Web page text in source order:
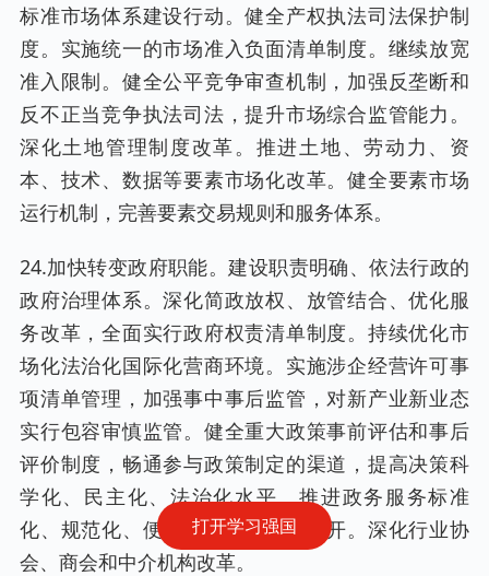
打开学习强国
标准市场体系建设行动。健全产权执法司法保护制
度。实施统一的市场准入负面清单制度。继续放宽
准入限制。健全公平竞争审查机制，加强反垄断和
反不正当竞争执法司法，提升市场综合监管能力。
深化土地管理制度改革。推进土地、劳动力、资
本、技术、数据等要素市场化改革。健全要素市场
运行机制，完善要素交易规则和服务体系。
24.加快转变政府职能。建设职责明确、依法行政的
政府治理体系。深化简政放权、放管结合、优化服
务改革，全面实行政府权责清单制度。持续优化市
场化法治化国际化营商环境。实施涉企经营许可事
项清单管理，加强事中事后监管，对新产业新业态
实行包容审慎监管。健全重大政策事前评估和事后
评价制度，畅通参与政策制定的渠道，提高决策科
学化、民主化、法治化水平。推进政务服务标准
化、规范化、便利化，深化政务公开。深化行业协
会、商会和中介机构改革。